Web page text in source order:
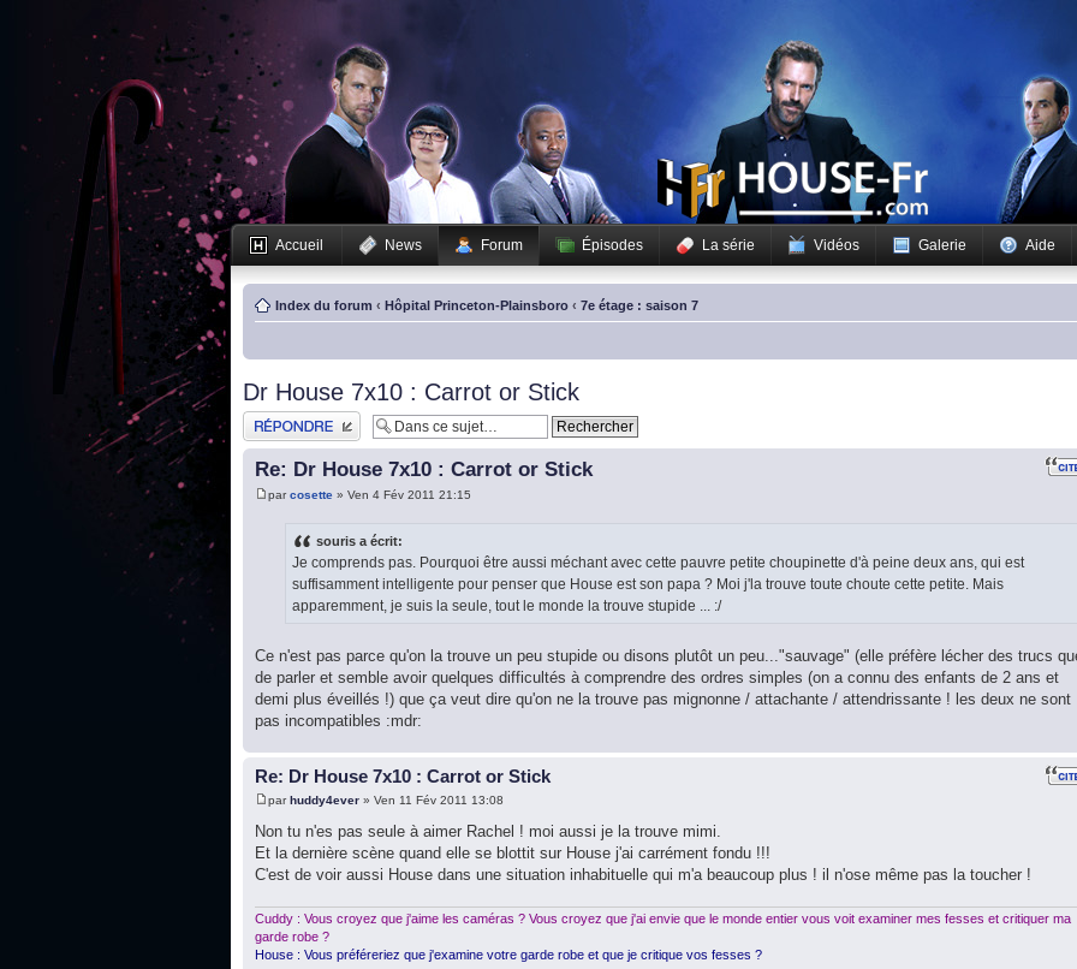
Accueil News Forum Épisodes La série Vidéos Galerie Aide
Index du forum ‹ Hôpital Princeton-Plainsboro ‹ 7e étage : saison 7
Dr House 7x10 : Carrot or Stick
Publier une réponse
Re: Dr House 7x10 : Carrot or Stick
parcosette » Ven 4 Fév 2011 21:15
souris a écrit:
Je comprends pas. Pourquoi être aussi méchant avec cette pauvre petite choupinette d'à peine deux ans, qui est
suffisamment intelligente pour penser que House est son papa ? Moi j'la trouve toute choute cette petite. Mais
apparemment, je suis la seule, tout le monde la trouve stupide ... :/
Ce n'est pas parce qu'on la trouve un peu stupide ou disons plutôt un peu..."sauvage" (elle préfère lécher des trucs
de parler et semble avoir quelques difficultés à comprendre des ordres simples (on a connu des enfants de 2 ans et
demi plus éveillés !) que ça veut dire qu'on ne la trouve pas mignonne / attachante / attendrissante ! les deux ne sont
pas incompatibles :mdr:
Re: Dr House 7x10 : Carrot or Stick
parhuddy4ever » Ven 11 Fév 2011 13:08
Non tu n'es pas seule à aimer Rachel ! moi aussi je la trouve mimi.
Et la dernière scène quand elle se blottit sur House j'ai carrément fondu !!!
C'est de voir aussi House dans une situation inhabituelle qui m'a beaucoup plus ! il n'ose même pas la toucher !
Cuddy : Vous croyez que j'aime les caméras ? Vous croyez que j'ai envie que le monde entier vous voit examiner mes fesses et critiquer ma
garde robe ?
House : Vous préféreriez que j'examine votre garde robe et que je critique vos fesses ?